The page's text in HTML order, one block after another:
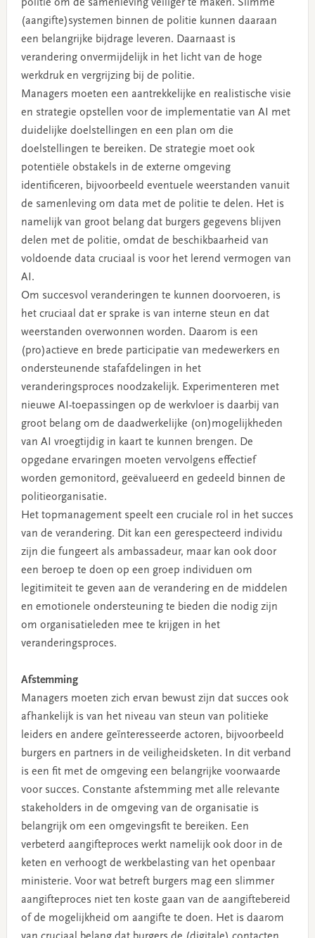
politie om de samenleving veiliger te maken. Slimme
(aangifte)systemen binnen de politie kunnen daaraan
een belangrijke bijdrage leveren. Daarnaast is
verandering onvermijdelijk in het licht van de hoge
werkdruk en vergrijzing bij de politie.
Managers moeten een aantrekkelijke en realistische visie
en strategie opstellen voor de implementatie van AI met
duidelijke doelstellingen en een plan om die
doelstellingen te bereiken. De strategie moet ook
potentiële obstakels in de externe omgeving
identificeren, bijvoorbeeld eventuele weerstanden vanuit
de samenleving om data met de politie te delen. Het is
namelijk van groot belang dat burgers gegevens blijven
delen met de politie, omdat de beschikbaarheid van
voldoende data cruciaal is voor het lerend vermogen van
AI.
Om succesvol veranderingen te kunnen doorvoeren, is
het cruciaal dat er sprake is van interne steun en dat
weerstanden overwonnen worden. Daarom is een
(pro)actieve en brede participatie van medewerkers en
ondersteunende stafafdelingen in het
veranderingsproces noodzakelijk. Experimenteren met
nieuwe AI-toepassingen op de werkvloer is daarbij van
groot belang om de daadwerkelijke (on)mogelijkheden
van AI vroegtijdig in kaart te kunnen brengen. De
opgedane ervaringen moeten vervolgens effectief
worden gemonitord, geëvalueerd en gedeeld binnen de
politieorganisatie.
Het topmanagement speelt een cruciale rol in het succes
van de verandering. Dit kan een gerespecteerd individu
zijn die fungeert als ambassadeur, maar kan ook door
een beroep te doen op een groep individuen om
legitimiteit te geven aan de verandering en de middelen
en emotionele ondersteuning te bieden die nodig zijn
om organisatieleden mee te krijgen in het
veranderingsproces.
Afstemming
Managers moeten zich ervan bewust zijn dat succes ook
afhankelijk is van het niveau van steun van politieke
leiders en andere geïnteresseerde actoren, bijvoorbeeld
burgers en partners in de veiligheidsketen. In dit verband
is een fit met de omgeving een belangrijke voorwaarde
voor succes. Constante afstemming met alle relevante
stakeholders in de omgeving van de organisatie is
belangrijk om een omgevingsfit te bereiken. Een
verbeterd aangifteproces werkt namelijk ook door in de
keten en verhoogt de werkbelasting van het openbaar
ministerie. Voor wat betreft burgers mag een slimmer
aangifteproces niet ten koste gaan van de aangiftebereid
of de mogelijkheid om aangifte te doen. Het is daarom